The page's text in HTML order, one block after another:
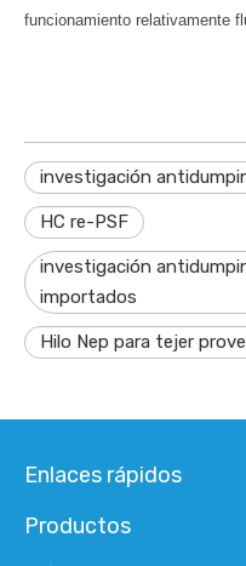
funcionamiento relativamente
investigación
HC re-PSF
investigación
importados
Hilo Nep para tejer
Enlaces rápidos
Productos